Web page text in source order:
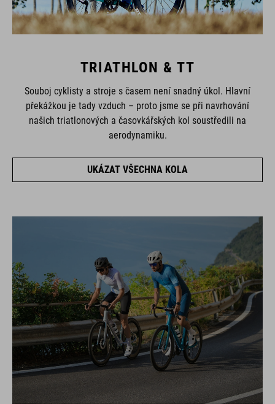
TRIATHLON & TT
Souboj cyklisty a stroje s časem není snadný úkol. Hlavní
překážkou je tady vzduch – proto jsme se při navrhování
našich triatlonových a časovkářských kol soustředili na
aerodynamiku.
UKÁZAT VŠECHNA KOLA